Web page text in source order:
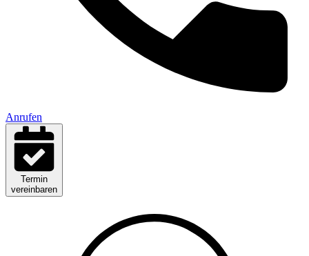
Anrufen
Termin
vereinbaren